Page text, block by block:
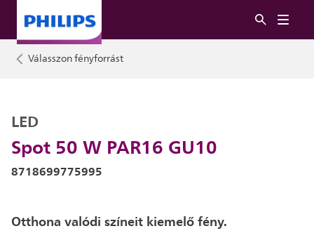
Válasszon fényforrást
Spot 50 W PAR16 GU10
LED
8718699775995
Otthona valódi színeit kiemelő fény.